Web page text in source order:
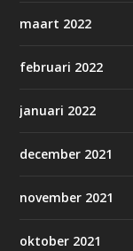
maart 2022
februari 2022
januari 2022
december 2021
november 2021
oktober 2021